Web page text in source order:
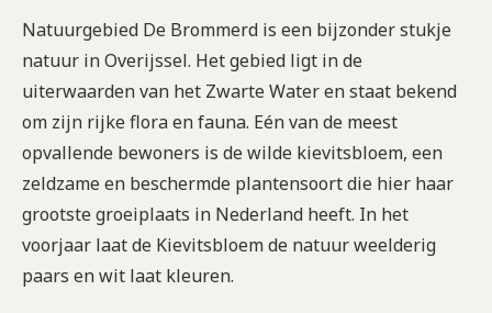
Natuurgebied De Brommerd is een bijzonder stukje
natuur in Overijssel. Het gebied ligt in de
uiterwaarden van het Zwarte Water en staat bekend
om zijn rijke flora en fauna. Eén van de meest
opvallende bewoners is de wilde kievitsbloem, een
zeldzame en beschermde plantensoort die hier haar
grootste groeiplaats in Nederland heeft. In het
voorjaar laat de Kievitsbloem de natuur weelderig
paars en wit laat kleuren.